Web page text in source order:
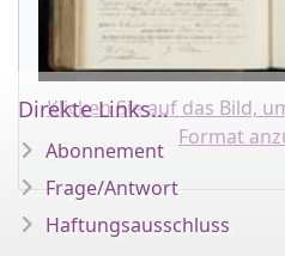
Klicken Sie auf das Bild,
Format
Direkte Links...
Abonnement
Frage/Antwort
Haftungsausschluss